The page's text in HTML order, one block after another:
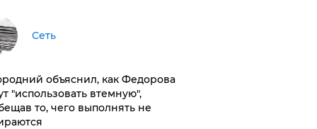
Сеть
объяснил, как Федорова
"использовать втемную",
то, чего выполнять не